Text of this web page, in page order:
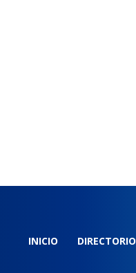
INICIO DIRECTORIO